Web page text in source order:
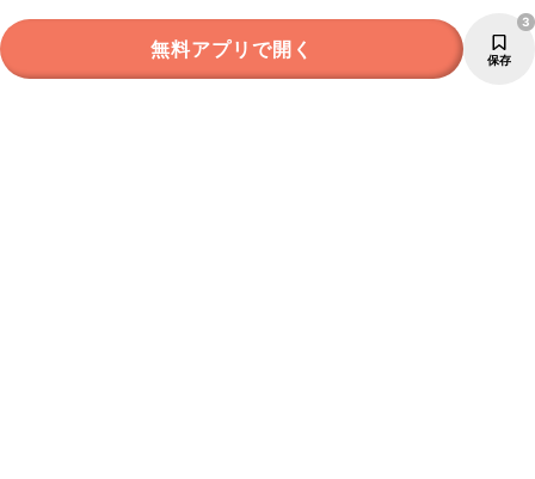
無料アプリで開く 保存
3